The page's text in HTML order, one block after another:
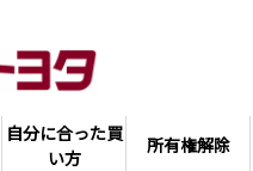
自分に合った買
い方
所有権解除